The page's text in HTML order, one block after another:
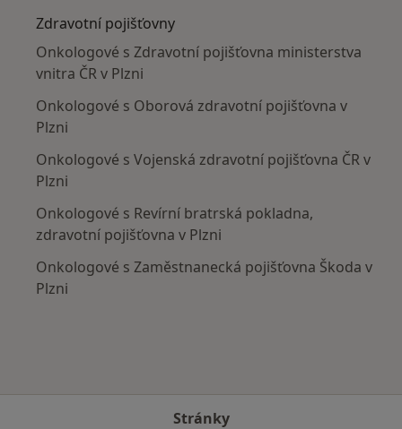
Zdravotní pojišťovny
Onkologové s Zdravotní pojišťovna ministerstva
vnitra ČR v Plzni
Onkologové s Oborová zdravotní pojišťovna v
Plzni
Onkologové s Vojenská zdravotní pojišťovna ČR v
Plzni
Onkologové s Revírní bratrská pokladna,
zdravotní pojišťovna v Plzni
Onkologové s Zaměstnanecká pojišťovna Škoda v
Plzni
Stránky